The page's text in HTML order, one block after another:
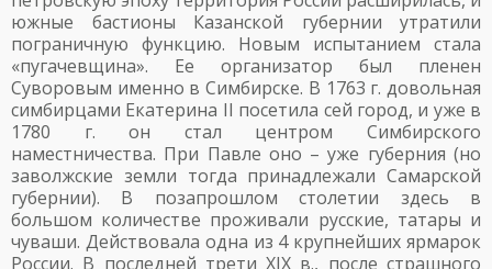
южные бастионы Казанской губернии утратили
пограничную функцию. Новым испытанием стала
«пугачевщина». Ее организатор был пленен
Суворовым именно в Симбирске. В 1763 г. довольная
симбирцами Екатерина II посетила сей город, и уже в
1780 г. он стал центром Симбирского
наместничества. При Павле оно – уже губерния (но
заволжские земли тогда принадлежали Самарской
губернии). В позапрошлом столетии здесь в
большом количестве проживали русские, татары и
чуваши. Действовала одна из 4 крупнейших ярмарок
России. В последней трети XIX в., после страшного